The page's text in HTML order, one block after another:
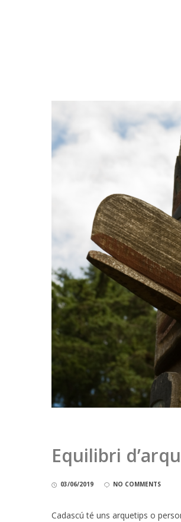
Equilibri
03/06/2019 NO COMMENTS
Cadascú té uns arquetips o